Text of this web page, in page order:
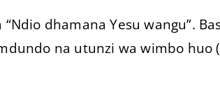
dhamana Yesu wangu”.
na utunzi wa wimbo huo